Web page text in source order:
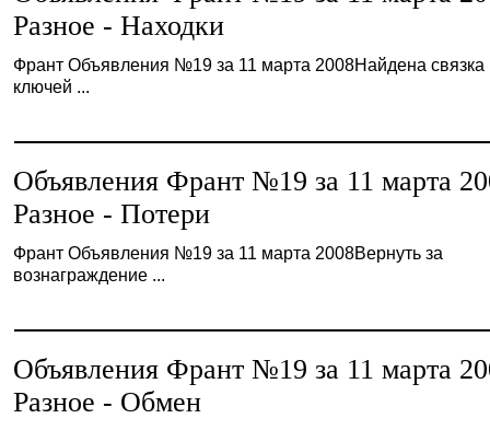
Разное - Находки
Франт Объявления №19 за 11 марта 2008Найдена связка
ключей ...
Объявления Франт №19 за 11 марта
Разное - Потери
Франт Объявления №19 за 11 марта 2008Вернуть за
вознаграждение ...
Объявления Франт №19 за 11 марта
Разное - Обмен